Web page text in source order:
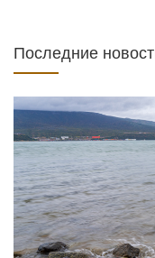
Последние